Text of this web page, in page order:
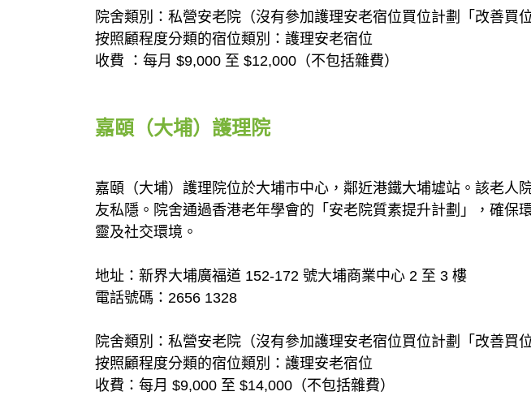
院舍類別：私營安老院（沒有參加護理安老宿位買位計劃「改善買位
按照顧程度分類的宿位類別：護理安老宿位
收費 ：每月 $9,000 至 $12,000（不包括雜費）
嘉頤（大埔）護理院
嘉頤（大埔）護理院位於大埔市中心，鄰近港鐵大埔墟站。該老
友私隱。院舍通過香港老年學會的「安老院質素提升計劃」，確
靈及社交環境。
地址：新界大埔廣福道 152-172 號大埔商業中心 2 至 3 樓
電話號碼：2656 1328
院舍類別：私營安老院（沒有參加護理安老宿位買位計劃「改善買位
按照顧程度分類的宿位類別：護理安老宿位
收費：每月 $9,000 至 $14,000（不包括雜費）